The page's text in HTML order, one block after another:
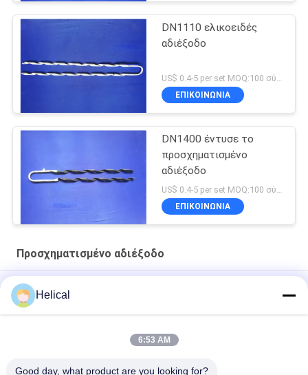
DN1110 ελικοειδές
αδιέξοδο
US$ 0.4-5 per set MOQ:100 σύνολα
ΕΠΙΚΟΙΝΩΝΊΑ
DN1400 έντυσε το
προσχηματισμένο
αδιέξοδο
US$ 0.4-5 per set MOQ:100 σύνολα
ΕΠΙΚΟΙΝΩΝΊΑ
Προσχηματισμένο αδιέξοδο
Μονωμένο ACSR προσχηματισμένο DN1211 αδιέξοδο αγωγών
Προσχηματισμένο αριστερό EHS αδιέξοδο 4.7mm 3/16
Helical
6:53 AM
Good day, what product are you looking for?